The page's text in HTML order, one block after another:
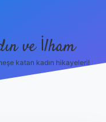
ve İlham
katan kadın hikayeleri!